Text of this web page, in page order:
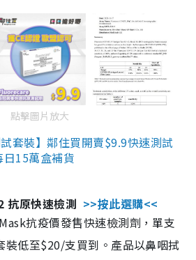
點擊圖片放大
套裝】鄰住買開賣$9.9快速測試
15萬盒補貨
抗原快速檢測 >>按此選購<<
抗疫價發售快速檢測劑，單支
裝低至$20/支買到。產品以鼻咽拭